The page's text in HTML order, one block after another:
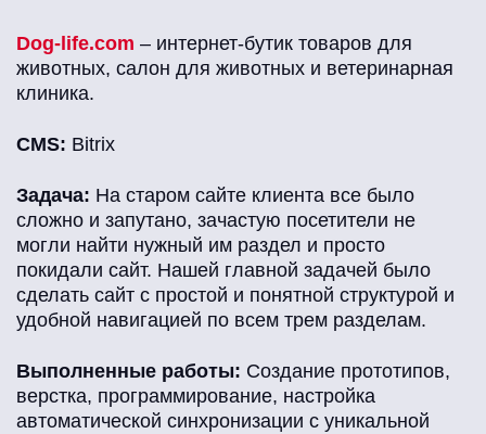
Dog-life.com – интернет-бутик товаров для
животных, салон для животных и ветеринарная
клиника.
CMS: Bitrix
Задача: На старом сайте клиента все было
сложно и запутано, зачастую посетители не
могли найти нужный им раздел и просто
покидали сайт. Нашей главной задачей было
сделать сайт с простой и понятной структурой и
удобной навигацией по всем трем разделам.
Выполненные работы: Создание прототипов,
верстка, программирование, настройка
автоматической синхронизации с уникальной